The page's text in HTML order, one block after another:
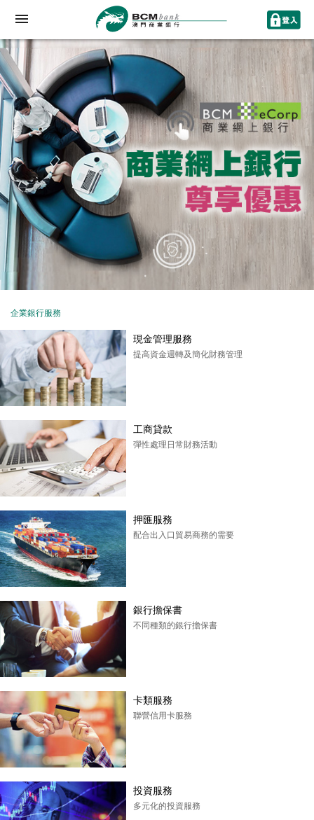
企業銀行服務
現金管理服務
提高資金週轉及簡化財務管理
工商貸款
彈性處理日常財務活動
押匯服務
配合出入口貿易商務的需要
銀行擔保書
不同種類的銀行擔保書
卡類服務
聯營信用卡服務
投資服務
多元化的投資服務